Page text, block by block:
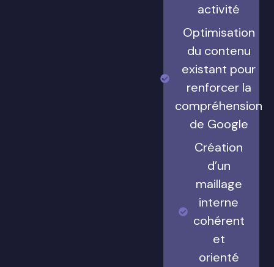
activité
Optimisation
du contenu
existant pour
renforcer la
compréhension
de Google
Création
d’un
maillage
interne
cohérent
et
orienté